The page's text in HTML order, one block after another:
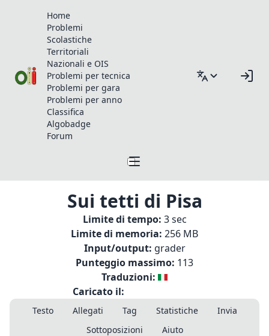
Home
Problemi
Scolastiche
Territoriali
Nazionali e OIS
Problemi per tecnica
Problemi per gara
Problemi per anno
Classifica
Algobadge
Forum
Sui tetti di Pisa
Limite di tempo: 3 sec
Limite di memoria: 256 MB
Input/output: grader
Punteggio massimo: 113
Traduzioni:
Caricato il:
Testo Allegati Tag Statistiche
Invia
Sottoposizioni
Aiuto